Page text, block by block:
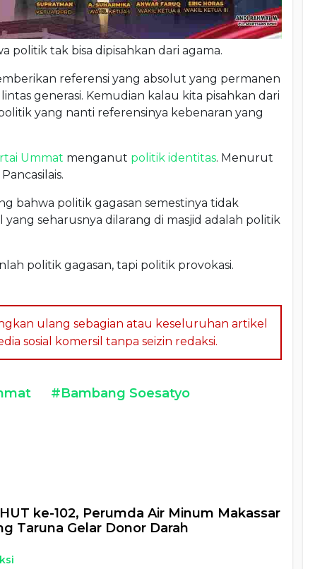
politik tak bisa dipisahkan dari agama.
referensi yang absolut yang permanen
generasi. Kemudian kalau kita pisahkan dari
yang nanti referensinya kebenaran yang
Ummat menganut politik identitas. Menurut
bahwa politik gagasan semestinya tidak
seharusnya dilarang di masjid adalah politik
politik gagasan, tapi politik provokasi.
ulang sebagian atau keseluruhan artikel
sosial komersil tanpa seizin redaksi.
#Bambang Soesatyo
ke-102, Perumda Air Minum Makassar
Taruna Gelar Donor Darah